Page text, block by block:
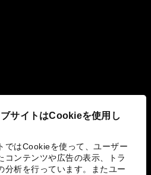
サイトはCookieを使用し
ではCookieを使って、ユーザー
コンテンツや広告の表示、トラ
分析を行っています。またユー
組み